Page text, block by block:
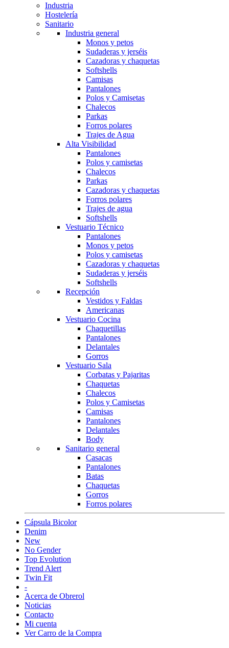
Industria
Hostelería
Sanitario
Industria general
Monos y petos
Sudaderas y jerséis
Cazadoras y chaquetas
Softshells
Camisas
Pantalones
Polos y Camisetas
Chalecos
Parkas
Forros polares
Trajes de Agua
Alta Visibilidad
Pantalones
Polos y camisetas
Chalecos
Parkas
Cazadoras y chaquetas
Forros polares
Trajes de agua
Softshells
Vestuario Técnico
Pantalones
Monos y petos
Polos y camisetas
Cazadoras y chaquetas
Sudaderas y jerséis
Softshells
Recepción
Vestidos y Faldas
Americanas
Vestuario Cocina
Chaquetillas
Pantalones
Delantales
Gorros
Vestuario Sala
Corbatas y Pajaritas
Chaquetas
Chalecos
Polos y Camisetas
Camisas
Pantalones
Delantales
Body
Sanitario general
Casacas
Pantalones
Batas
Chaquetas
Gorros
Forros polares
Cápsula Bicolor
Denim
New
No Gender
Top Evolution
Trend Alert
Twin Fit
-
Acerca de Obrerol
Noticias
Contacto
Mi cuenta
Ver Carro de la Compra